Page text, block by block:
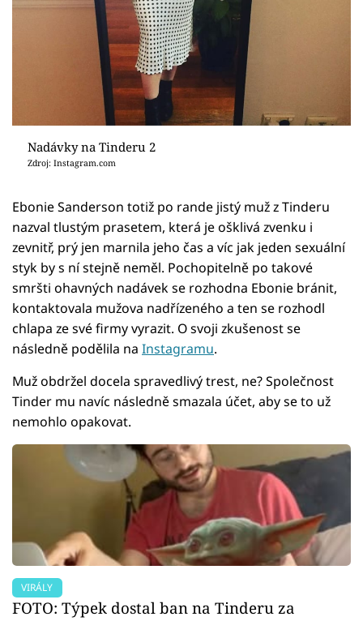
Nadávky na Tinderu 2
Zdroj: Instagram.com
Ebonie Sanderson totiž po rande jistý muž z Tinderu
nazval tlustým prasetem, která je ošklivá zvenku i
zevnitř, prý jen marnila jeho čas a víc jak jeden sexuální
styk by s ní stejně neměl. Pochopitelně po takové
smršti ohavných nadávek se rozhodna Ebonie bránit,
kontaktovala mužova nadřízeného a ten se rozhodl
chlapa ze své firmy vyrazit. O svoji zkušenost se
následně podělila na Instagramu.
Muž obdržel docela spravedlivý trest, ne? Společnost
Tinder mu navíc následně smazala účet, aby se to už
nemohlo opakovat.
VIRÁLY
FOTO: Týpek dostal ban na Tinderu za